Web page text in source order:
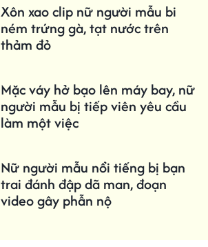
Xôn xao clip nữ người mẫu bi
ném trứng gà, tạt nước trên
thảm đỏ
Mặc váy hở bạo lên máy bay, nữ
người mẫu bị tiếp viên yêu cầu
làm một việc
Nữ người mẫu nổi tiếng bị bạn
trai đánh đập dã man, đoạn
video gây phẫn nộ